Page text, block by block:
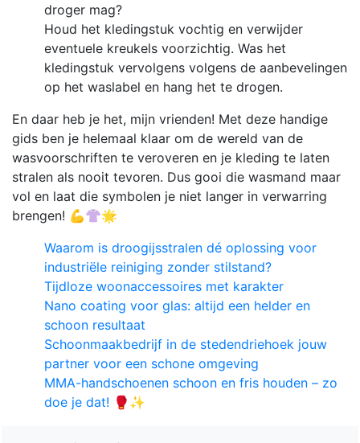
droger mag?
Houd het kledingstuk vochtig en verwijder
eventuele kreukels voorzichtig. Was het
kledingstuk vervolgens volgens de aanbevelingen
op het waslabel en hang het te drogen.
En daar heb je het, mijn vrienden! Met deze handige
gids ben je helemaal klaar om de wereld van de
wasvoorschriften te veroveren en je kleding te laten
stralen als nooit tevoren. Dus gooi die wasmand maar
vol en laat die symbolen je niet langer in verwarring
brengen! 💪👚🌟
Waarom is droogijsstralen dé oplossing voor
industriële reiniging zonder stilstand?
Tijdloze woonaccessoires met karakter
Nano coating voor glas: altijd een helder en
schoon resultaat
Schoonmaakbedrijf in de stedendriehoek jouw
partner voor een schone omgeving
MMA-handschoenen schoon en fris houden – zo
doe je dat! 🥊✨